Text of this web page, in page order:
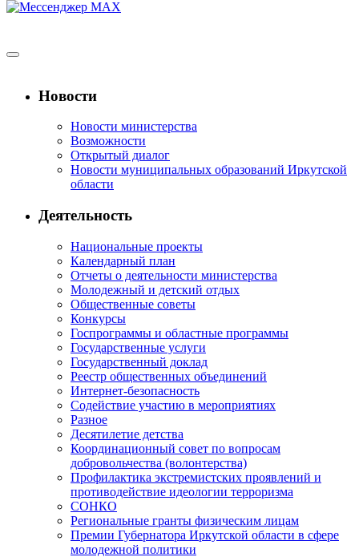
Новости
Новости министерства
Возможности
Открытый диалог
Новости муниципальных образований Иркутской
области
Деятельность
Национальные проекты
Календарный план
Отчеты о деятельности министерства
Молодежный и детский отдых
Общественные советы
Конкурсы
Госпрограммы и областные программы
Государственные услуги
Государственный доклад
Реестр общественных объединений
Интернет-безопасность
Содействие участию в мероприятиях
Разное
Десятилетие детства
Координационный совет по вопросам
добровольчества (волонтерства)
Профилактика экстремистских проявлений и
противодействие идеологии терроризма
СОНКО
Региональные гранты физическим лицам
Премии Губернатора Иркутской области в сфере
молодежной политики